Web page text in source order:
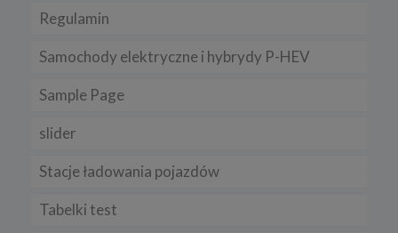
Regulamin
Samochody elektryczne i hybrydy P-HEV
Sample Page
slider
Stacje ładowania pojazdów
Tabelki test